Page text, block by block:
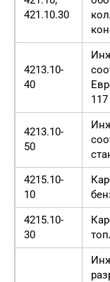
421.10.30
4213.10-
40
4213.10-
50
4215.10-
10
4215.10-
30